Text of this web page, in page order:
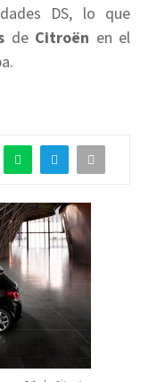
DS, lo que
de Citroën en el